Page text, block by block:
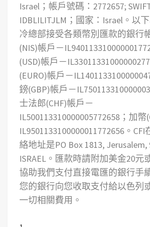
Israel；帳戶號碼：2772657;
IDBLILITJLM；國家：Israel。以
冷總部接受各類幣別匯款的銀行
(NIS)帳戶－
(USD)帳戶－
(EURO)帳戶－
鎊(GBP)帳戶－
士法郎(CHF)帳戶－
IL500113310000005772658；加幣
IL9501133100000011772656。
絡地址是PO Box 1813, Jerusalem,
ISRAEL。匯款時請附加美金20元
協助我們支付直接電匯的銀行手
您的銀行向您收取支付給以色列
一切相關費用。